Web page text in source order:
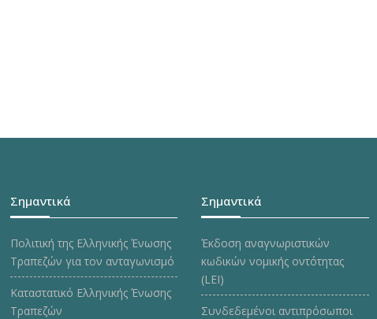
Σημαντικά
Πολιτική της Ελληνικής Ένωσης
Τραπεζών για τον ανταγωνισμό
Καταστατικό Ελληνικής Ένωσης
Τραπεζών
Σημαντικά
Έκδοση αναγνωριστικών
κωδικών νομικής οντότητας
(LEI)
Συνδεδεμένοι αντιπρόσωποι